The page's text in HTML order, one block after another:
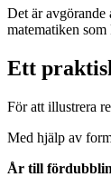
Det är avgörande
matematiken
Ett
För att illustrera
Med hjälp av
År till